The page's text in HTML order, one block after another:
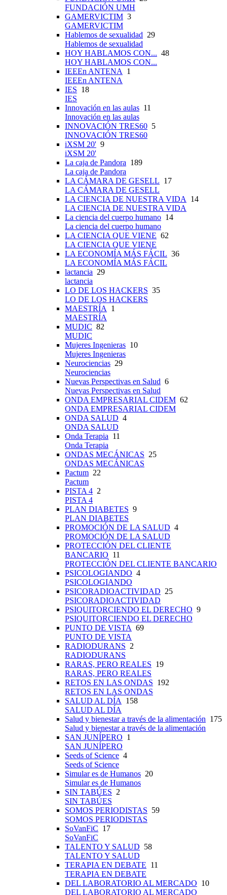
FUNDACIÓN UMH
GAMERVICTIM 3
GAMERVICTIM
Hablemos de sexualidad 29
Hablemos de sexualidad
HOY HABLAMOS CON... 48
HOY HABLAMOS CON...
IEEEn ANTENA
1
IEEEn ANTENA
IES 18
IES
Innovación en las aulas 11
Innovación en las aulas
INNOVACIÓN TRES60 5
INNOVACIÓN TRES60
iXSM 20' 9
iXSM 20'
La caja de Pandora 189
La caja de Pandora
LA CÁMARA DE GESELL 17
LA CÁMARA DE GESELL
LA CIENCIA DE NUESTRA VIDA
14
LA CIENCIA DE NUESTRA VIDA
La ciencia del cuerpo humano 14
La ciencia del cuerpo humano
LA CIENCIA QUE VIENE 62
LA CIENCIA QUE VIENE
LA ECONOMÍA MÁS FÁCIL 36
LA ECONOMÍA MÁS FÁCIL
lactancia 29
lactancia
LO DE LOS HACKERS 35
LO DE LOS HACKERS
MAESTRÍA
1
MAESTRÍA
MUDIC 82
MUDIC
Mujeres Ingenieras 10
Mujeres Ingenieras
Neurociencias 29
Neurociencias
Nuevas Perspectivas en Salud 6
Nuevas Perspectivas en Salud
ONDA EMPRESARIAL CIDEM 62
ONDA EMPRESARIAL CIDEM
ONDA SALUD 4
ONDA SALUD
Onda Terapia 11
Onda Terapia
ONDAS MECÁNICAS 25
ONDAS MECÁNICAS
Pactum 22
Pactum
PISTA 4 2
PISTA 4
PLAN DIABETES 9
PLAN DIABETES
PROMOCIÓN DE LA SALUD 4
PROMOCIÓN DE LA SALUD
PROTECCIÓN DEL CLIENTE
BANCARIO 11
PROTECCIÓN DEL CLIENTE BANCARIO
PSICOLOGIANDO 4
PSICOLOGIANDO
PSICORADIOACTIVIDAD 25
PSICORADIOACTIVIDAD
PSIQUITORCIENDO EL DERECHO 9
PSIQUITORCIENDO EL DERECHO
PUNTO DE VISTA 69
PUNTO DE VISTA
RADIODURANS 2
RADIODURANS
RARAS, PERO REALES 19
RARAS, PERO REALES
RETOS EN LAS ONDAS 192
RETOS EN LAS ONDAS
SALUD AL DÍA
158
SALUD AL DÍA
Salud y bienestar a través de la alimentación 175
Salud y bienestar a través de la alimentación
SAN JUNÍPERO 1
SAN JUNÍPERO
Seeds of Science 4
Seeds of Science
Simular es de Humanos 20
Simular es de Humanos
SIN TABÚES 2
SIN TABÚES
SOMOS PERIODISTAS 59
SOMOS PERIODISTAS
SoVanFiC 17
SoVanFiC
TALENTO Y SALUD 58
TALENTO Y SALUD
TERAPIA EN DEBATE 11
TERAPIA EN DEBATE
DEL LABORATORIO AL MERCADO 10
DEL LABORATORIO AL MERCADO